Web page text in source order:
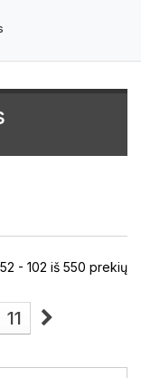
52 - 102 iš 550 prekių
11